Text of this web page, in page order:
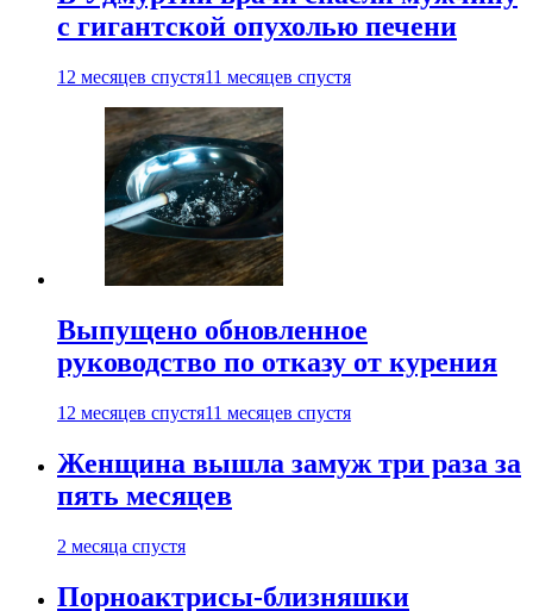
с гигантской опухолью печени
12 месяцев спустя11 месяцев спустя
Выпущено обновленное
руководство по отказу от курения
12 месяцев спустя11 месяцев спустя
Женщина вышла замуж три раза за
пять месяцев
2 месяца спустя
Порноактрисы-близняшки